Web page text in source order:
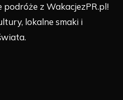
z WakacjezPR.pl!
lokalne smaki i